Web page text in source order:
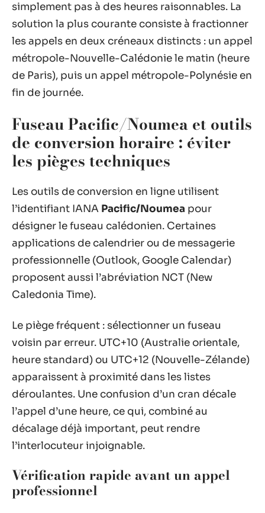
simplement pas à des heures raisonnables. La
solution la plus courante consiste à fractionner
les appels en deux créneaux distincts : un appel
métropole-Nouvelle-Calédonie le matin (heure
de Paris), puis un appel métropole-Polynésie en
fin de journée.
Fuseau Pacific/Noumea et outils
de conversion horaire : éviter
les pièges techniques
Les outils de conversion en ligne utilisent
l’identifiant IANA Pacific/Noumea pour
désigner le fuseau calédonien. Certaines
applications de calendrier ou de messagerie
professionnelle (Outlook, Google Calendar)
proposent aussi l’abréviation NCT (New
Caledonia Time).
Le piège fréquent : sélectionner un fuseau
voisin par erreur. UTC+10 (Australie orientale,
heure standard) ou UTC+12 (Nouvelle-Zélande)
apparaissent à proximité dans les listes
déroulantes. Une confusion d’un cran décale
l’appel d’une heure, ce qui, combiné au
décalage déjà important, peut rendre
l’interlocuteur injoignable.
Vérification rapide avant un appel
professionnel